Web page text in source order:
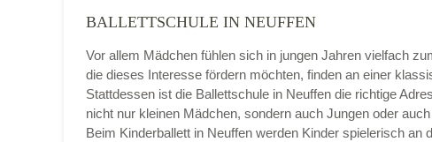
Mittwoch
BALLETTSCHULE IN NEUFFEN
Vor allem Mädchen fühlen sich in jungen Jahren vielfach
die dieses Interesse fördern möchten, finden an einer
Stattdessen ist die Ballettschule in Neuffen die richtige
nicht nur kleinen Mädchen, sondern auch Jungen oder
Beim Kinderballett in Neuffen werden Kinder spielerisch